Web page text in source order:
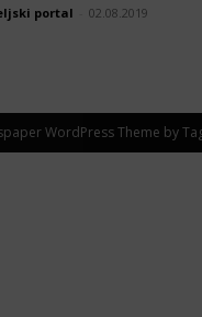
portal 02.08.2019
WordPress Theme by